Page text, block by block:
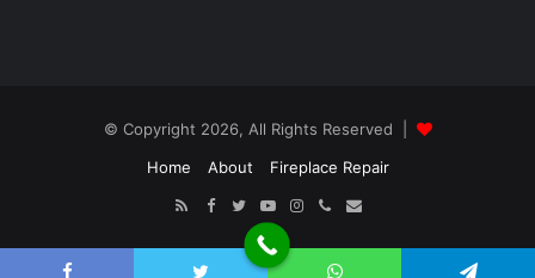
© Copyright 2026, All Rights Reserved |
Home
About
Fireplace Repair
RSSFacebookTwitterYouTubeInstagram
Call E-